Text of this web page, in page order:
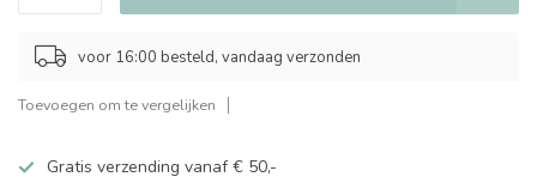
voor 16:00 besteld, vandaag verzonden
Toevoegen om te vergelijken
Gratis verzending vanaf € 50,-